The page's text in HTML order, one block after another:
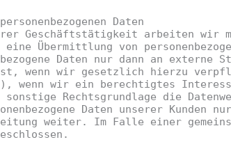
Daten
Geschäftstätigkeit arbeiten wir
Übermittlung von
Daten nur dann an
wenn wir gesetzlich hierzu
wenn wir ein berechtigtes
sonstige Rechtsgrundlage die
Daten unserer
weiter. Im Falle einer